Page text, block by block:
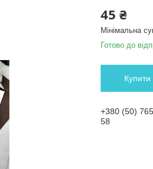
45 ₴
Мінімальна
Готово до
Купити
+380 (50)
58